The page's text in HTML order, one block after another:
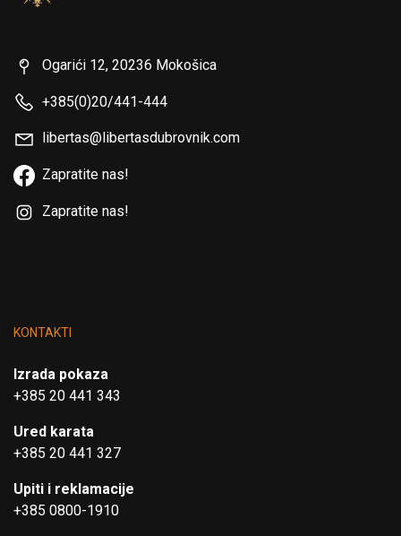
Ogarići 12, 20236 Mokošica
+385(0)20/441-444
libertas@libertasdubrovnik.com
Zapratite nas!
Zapratite nas!
KONTAKTI
Izrada pokaza
+385 20 441 343
Ured karata
+385 20 441 327
Upiti i reklamacije
+385 0800-1910